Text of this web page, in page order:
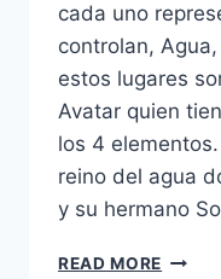
cada uno
controlan,
estos lugares
Avatar quien
los 4
reino del agua
y su hermano
READ MORE THE